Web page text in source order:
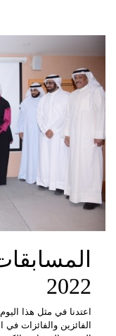
2022
اعتدنا في مثل هذا
الفائزين والفائزات في